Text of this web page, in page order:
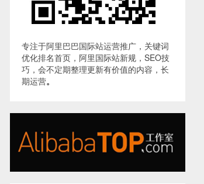
专注于阿里巴巴国际站运营推广，关键词
优化排名首页，阿里国际站新规，SEO技
巧，会不定期整理更新有价值的内容，长
期运营。